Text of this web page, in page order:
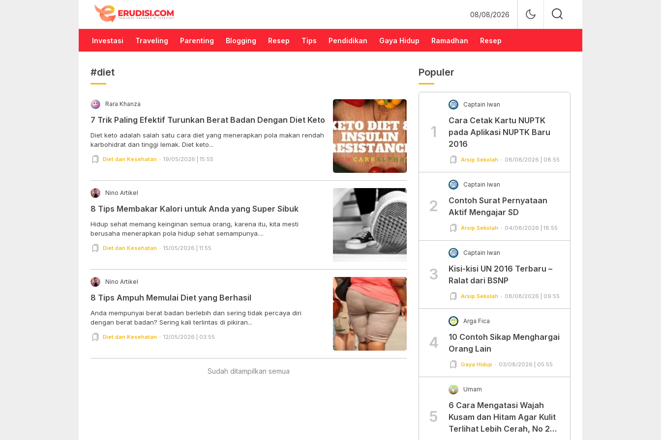
Erudisi
Temukan Jawaban dan Inspirasi
08/08/2026
Investasi Traveling Parenting Blogging Resep Tips Pendidikan Gaya Hidup Ramadhan Resep
#diet
Rara Khanza
7 Trik Paling Efektif Turunkan Berat Badan Dengan Diet Keto
Diet keto adalah salah satu cara diet yang menerapkan pola makan rendah
karbohidrat dan tinggi lemak. Diet keto...
Diet dan Kesehatan 19/05/2026 | 15:55
Nino Artikel
8 Tips Membakar Kalori untuk Anda yang Super Sibuk
Hidup sehat memang keinginan semua orang, karena itu, kita mesti
berusaha menerapkan pola hidup sehat semampunya....
Diet dan Kesehatan 15/05/2026 | 11:55
Nino Artikel
8 Tips Ampuh Memulai Diet yang Berhasil
Anda mempunyai berat badan berlebih dan sering tidak percaya diri
dengan berat badan? Sering kali terlintas di pikiran...
Diet dan Kesehatan 12/05/2026 | 03:55
Sudah ditampilkan semua
Populer
1
Captain Iwan
Cara Cetak Kartu NUPTK
pada Aplikasi NUPTK Baru
2016
Arsip Sekolah 08/08/2026 | 08:55
2
Captain Iwan
Contoh Surat Pernyataan
Aktif Mengajar SD
Arsip Sekolah 04/08/2026 | 18:55
3
Captain Iwan
Kisi-kisi UN 2016 Terbaru –
Ralat dari BSNP
Arsip Sekolah 08/08/2026 | 09:55
4
Arga Fica
10 Contoh Sikap Menghargai
Orang Lain
Gaya Hidup 03/08/2026 | 05:55
5
Umam
6 Cara Mengatasi Wajah
Kusam dan Hitam Agar Kulit
Terlihat Lebih Cerah, No 2